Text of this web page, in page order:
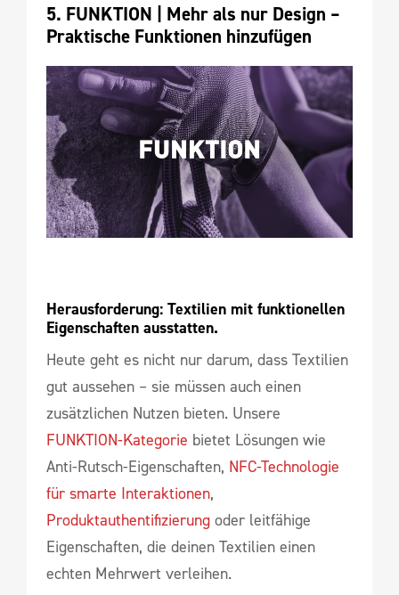
5. FUNKTION | Mehr als nur Design –
Praktische Funktionen hinzufügen
Herausforderung: Textilien mit funktionellen
Eigenschaften ausstatten.
Heute geht es nicht nur darum, dass Textilien
gut aussehen – sie müssen auch einen
zusätzlichen Nutzen bieten. Unsere
FUNKTION-Kategorie bietet Lösungen wie
Anti-Rutsch-Eigenschaften, NFC-Technologie
für smarte Interaktionen,
Produktauthentifizierung oder leitfähige
Eigenschaften, die deinen Textilien einen
echten Mehrwert verleihen.